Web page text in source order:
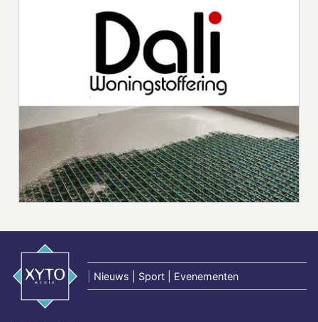
Nieuws | Sport | Evenementen